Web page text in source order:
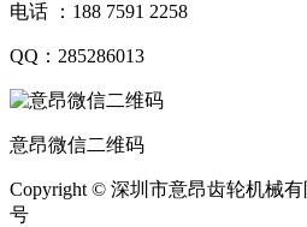
电话 ：188 7591 2258
QQ：285286013
意昂微信二维码
Copyright © 深圳市意昂齿轮机械
号